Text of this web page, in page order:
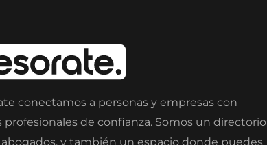
conectamos a personas y empresas con
profesionales de confianza. Somos un
abogados, y también un espacio donde puedes